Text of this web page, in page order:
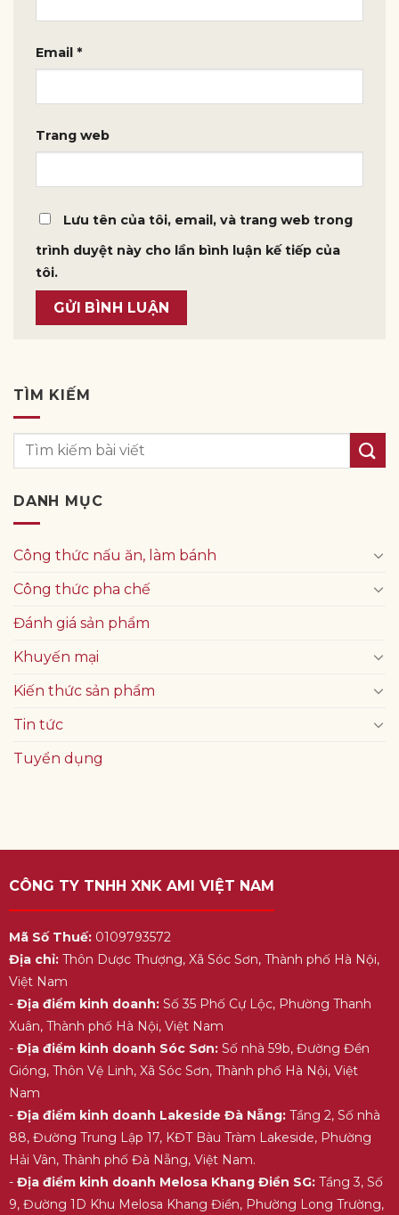
Email *
Trang web
Lưu tên của tôi, email, và trang web trong
trình duyệt này cho lần bình luận kế tiếp của
tôi.
TÌM KIẾM
DANH MỤC
Công thức nấu ăn, làm bánh
Công thức pha chế
Đánh giá sản phẩm
Khuyến mại
Kiến thức sản phẩm
Tin tức
Tuyển dụng
CÔNG TY TNHH XNK AMI VIỆT NAM
Mã Số Thuế:0109793572
Địa chỉ:Thôn Dược Thượng, Xã Sóc Sơn, Thành phố Hà Nội,
Việt Nam
- Địa điểm kinh doanh:Số 35 Phố Cự Lộc, Phường Thanh
Xuân, Thành phố Hà Nội, Việt Nam
- Địa điểm kinh doanh Sóc Sơn:Số nhà 59b, Đường Đền
Gióng, Thôn Vệ Linh, Xã Sóc Sơn, Thành phố Hà Nội, Việt
Nam
- Địa điểm kinh doanh Lakeside Đà Nẵng:Tầng 2, Số nhà
88, Đường Trung Lập 17, KĐT Bàu Tràm Lakeside, Phường
Hải Vân, Thành phố Đà Nẵng, Việt Nam.
- Địa điểm kinh doanh Melosa Khang Điền SG:Tầng 3, Số
9, Đường 1D Khu Melosa Khang Điền, Phường Long Trường,